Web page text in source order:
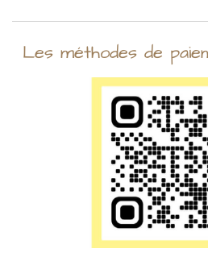
Les méthodes de